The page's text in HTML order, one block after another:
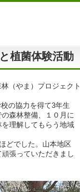
植菌体験活動
（やま）プロジェクト
の協力を得て3年生
森林整備、１０月に
理解してもらう地域
どでした。山本地区
張っていただきまし